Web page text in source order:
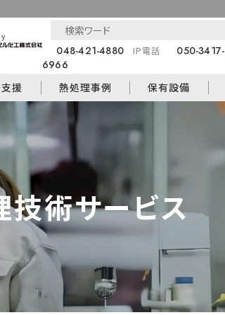
048-421-4880 IP電話
050-3417-
6966
援 熱処理事例 保有設備
技術サービス